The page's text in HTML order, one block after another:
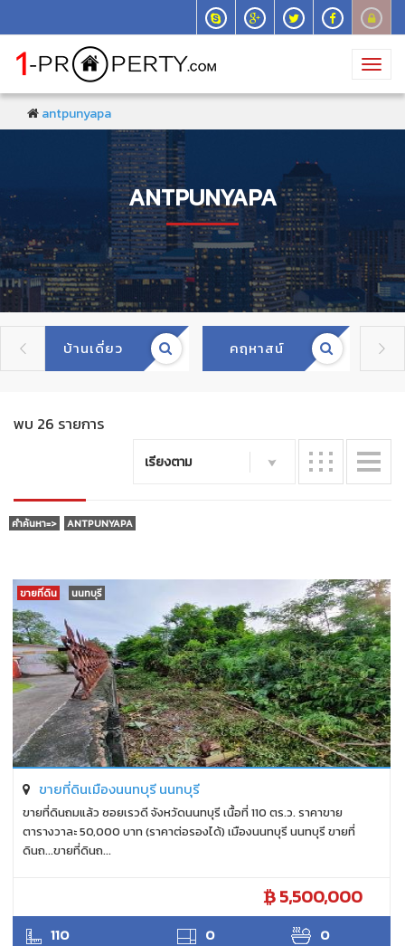
antpunyapa
ANTPUNYAPA
 บ้านเดี่ยว คฤหาสน์ 
พบ 26 รายการ
เรียงตาม
คำค้นหา=> ANTPUNYAPA
ขายที่ดิน นนทบุรี
ขายที่ดินเมืองนนทบุรี นนทบุรี
ขายที่ดินถมแล้ว ซอยเรวดี จังหวัดนนทบุรี เนื้อที่ 110 ตร.ว. ราคาขาย
ตารางวาละ 50,000 บาท (ราคาต่อรองได้) เมืองนนทบุรี นนทบุรี ขายที่
ดินถ...ขายที่ดินถ...
5,500,000
110 0 0
ANTPUNYAPA